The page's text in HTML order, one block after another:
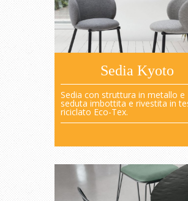
Sedia Kyoto
Sedia con struttura in metallo e
seduta imbottita e rivestita in
riciclato Eco-Tex.